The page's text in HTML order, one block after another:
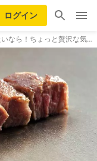
ログイン
なら！ちょっと贅沢な気…